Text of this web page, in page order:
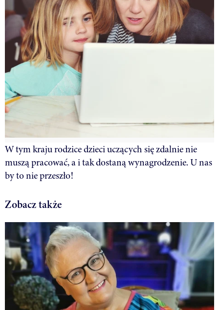
W tym kraju rodzice dzieci uczących się zdalnie nie
muszą pracować, a i tak dostaną wynagrodzenie. U nas
by to nie przeszło!
Zobacz także